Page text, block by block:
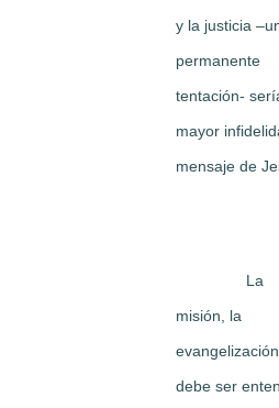
y la justicia
permanente
tentación-
mayor
mensaje de
La
misión, la
evangelización,
debe ser